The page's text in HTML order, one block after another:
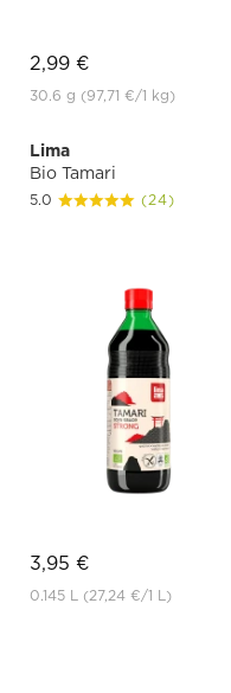
2,99 €
30.6 g (97,71 €/1 kg)
Lima
Bio Tamari
5.0 (24)
3,95 €
0.145 L (27,24 €/1 L)